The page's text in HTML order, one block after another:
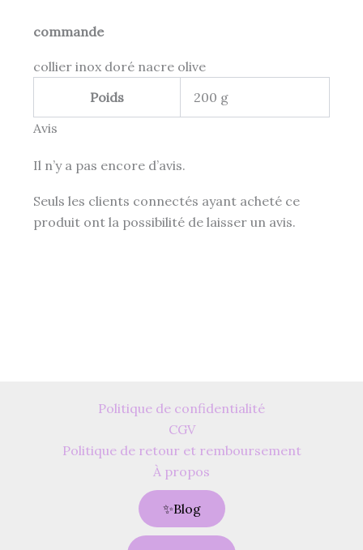
commande
collier inox doré nacre olive
Poids
200 g
Avis
Il n’y a pas encore d’avis.
Seuls les clients connectés ayant acheté ce
produit ont la possibilité de laisser un avis.
Politique de confidentialité
CGV
Politique de retour et remboursement
À propos
✨Blog